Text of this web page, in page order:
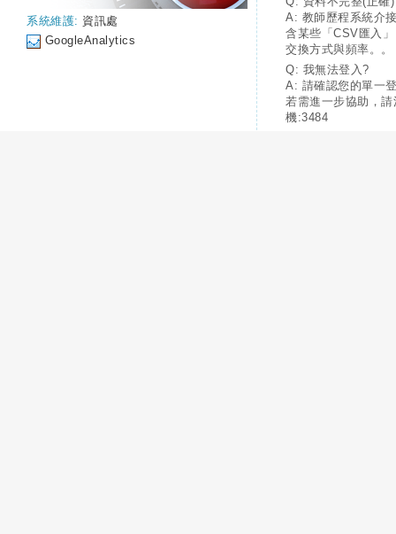
系統維護: 資訊處
GoogleAnalytics
A: 教師歷程系統介
含某些「CSV匯入
交換方式與頻率。。
Q: 我無法登入?
A: 請確認您的單一
若需進一步協助，
機:3484